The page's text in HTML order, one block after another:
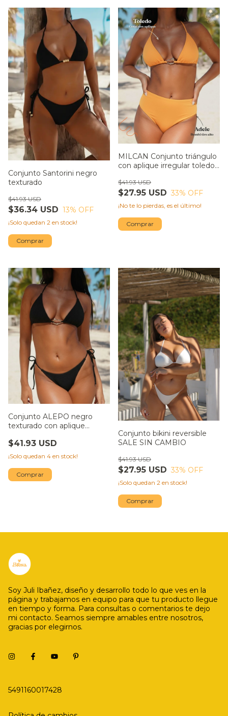
Conjunto Santorini negro
texturado
$36.34 USD
$41.93 USD
13% OFF
¡Solo quedan 2 en stock!
Comprar
MILCAN Conjunto triángulo
con aplique irregular toledo
adele amarillo oro SALE
$27.95 USD
$41.93 USD
33% OFF
¡No te lo pierdas, es el último!
Comprar
Conjunto ALEPO negro
texturado con aplique
$41.93 USD
¡Solo quedan 4 en stock!
Comprar
Conjunto bikini reversible
SALE SIN CAMBIO
$27.95 USD
$41.93 USD
33% OFF
¡Solo quedan 2 en stock!
Comprar
Soy Juli Ibañez, diseño y desarrollo todo lo que ves en la
página y trabajamos en equipo para que tu producto llegue
en tiempo y forma. Para consultas o comentarios te dejo
mi contacto. Seamos siempre amables entre nosotros,
gracias por elegirnos.
5491160017428